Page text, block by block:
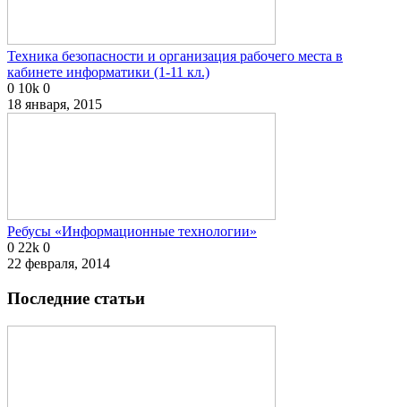
Техника безопасности и организация рабочего места в
кабинете информатики (1-11 кл.)
0 10k 0
18 января, 2015
Ребусы «Информационные технологии»
0 22k 0
22 февраля, 2014
Последние статьи